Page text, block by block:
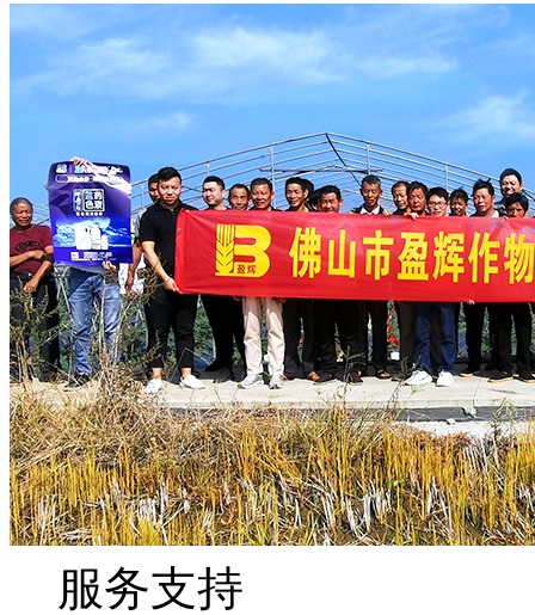
服务支持